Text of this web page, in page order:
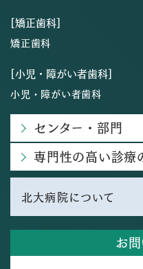
お
[矯正歯科]
矯正歯科
[小児・障がい者歯科]
小児・障がい者歯科
センター・部門
専門性の高い診療
北大病院について